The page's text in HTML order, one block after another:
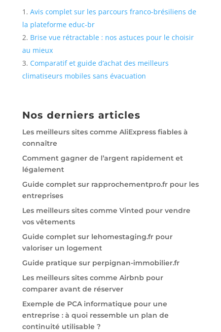
Avis complet sur les parcours franco-brésiliens de
la plateforme educ-br
Brise vue rétractable : nos astuces pour le choisir
au mieux
Comparatif et guide d’achat des meilleurs
climatiseurs mobiles sans évacuation
Nos derniers articles
Les meilleurs sites comme AliExpress fiables à
connaître
Comment gagner de l’argent rapidement et
légalement
Guide complet sur rapprochementpro.fr pour les
entreprises
Les meilleurs sites comme Vinted pour vendre
vos vêtements
Guide complet sur lehomestaging.fr pour
valoriser un logement
Guide pratique sur perpignan-immobilier.fr
Les meilleurs sites comme Airbnb pour
comparer avant de réserver
Exemple de PCA informatique pour une
entreprise : à quoi ressemble un plan de
continuité utilisable ?